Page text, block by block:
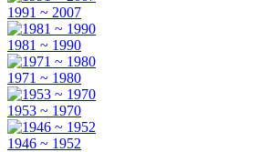
1991 ~ 2007
1981 ~ 1990
1971 ~ 1980
1953 ~ 1970
1946 ~ 1952